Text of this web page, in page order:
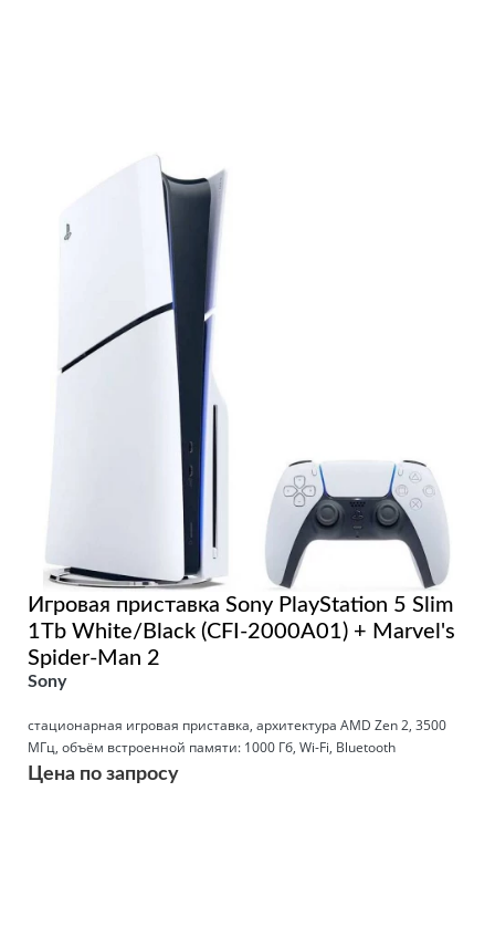
Игровая приставка Sony PlayStation 5 Slim
1Tb White/Black (CFI-2000A01) + Marvel's
Spider-Man 2
Sony
стационарная игровая приставка, архитектура AMD Zen 2, 3500
МГц, объём встроенной памяти: 1000 Гб, Wi-Fi, Bluetooth
Цена по запросу